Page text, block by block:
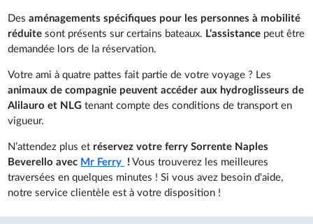
Desaménagements spécifiques pour les personnes à mobilité
réduite sont présents sur certains bateaux. L’assistance peut être
demandée lors de la réservation.
Votre ami à quatre pattes fait partie de votre voyage ? Les
animaux de compagnie peuvent accéder aux hydroglisseurs de
Alilauro et NLG tenant compte des conditions de transport en
vigueur.
N’attendez plus et réservez votre ferry Sorrente Naples
Beverello avec Mr Ferry ! Vous trouverez les meilleures
traversées en quelques minutes ! Si vous avez besoin d'aide,
notre service clientèle est à votre disposition !